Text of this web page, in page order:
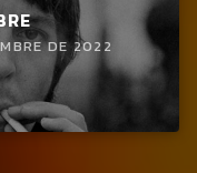
DE 2022